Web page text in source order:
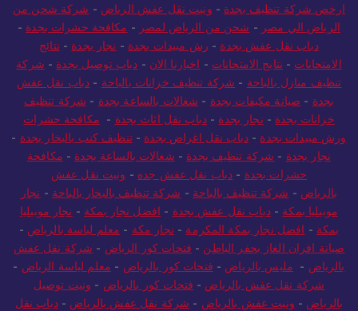
ارخص شركة تنظيف بجدة - ونيت نقل عفش الرياض - شركة شحن من
الرياض الي مصر - شحن من الرياض لمصر - مكافحة حشرات بجدة -
دباب نقل عفش بجدة - رش مبيدات بجدة - نجار بجدة - نتائج
الامتحانات - نتايج الامتحانات - اخبارنا الان - دباب توصيل بجدة - شركة
تنظيف منازل بالباحة - شركة تنظيف خزانات بالباحة - دباب نقل عفش
بجدة - صيانة مكيفات بجدة - شغالات بالساعة بجدة - شركة تنظيف
خزانات بجدة - نجار بجدة - دباب نقل اثاث بجدة - مكافحة حشرات
ورش مبيدات بجدة -دباب نقل اغراض بجدة -تنظيف كنب بالبخار بجدة -
نجار بجدة - شركة تنظيف بجدة - شغالات بالساعة بجدة - مكافحة
حشرات بجدة - دباب نقل عفش جده - ونيت نقل عفش
بالرياض - شركة تنظيف بالباحة - شركة تنظيف بالبخار بالباحة - نجار
موبيليا بمكة -دباب نقل عفش بجدة - افضل نجار بمكة - نجار موبيليا
بمكة - افضل نجار بمكة المكرمة - نجار مكة - معلم لياسة بالرياض -
صيانة افران الغاز بحفر الباطن - فتحات كور الرياض - شركة نقل عفش
بالرياض - مليس بالرياض - فتحات كور بالرياض - معلم لياسة الرياض -
شركة نقل عفش بالرياض - فتحات كور بالرياض - ونيت توصيل
بالرياض - ونيت عفش بالرياض - شركة نقل عفش بالرياض -دباب نقل